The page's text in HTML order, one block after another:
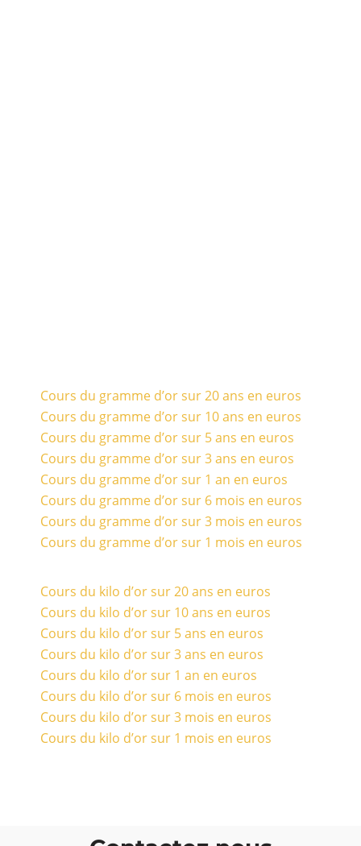
Cours du gramme d’or sur 20 ans en euros
Cours du gramme d’or sur 10 ans en euros
Cours du gramme d’or sur 5 ans en euros
Cours du gramme d’or sur 3 ans en euros
Cours du gramme d’or sur 1 an en euros
Cours du gramme d’or sur 6 mois en euros
Cours du gramme d’or sur 3 mois en euros
Cours du gramme d’or sur 1 mois en euros
Cours du kilo d’or sur 20 ans en euros
Cours du kilo d’or sur 10 ans en euros
Cours du kilo d’or sur 5 ans en euros
Cours du kilo d’or sur 3 ans en euros
Cours du kilo d’or sur 1 an en euros
Cours du kilo d’or sur 6 mois en euros
Cours du kilo d’or sur 3 mois en euros
Cours du kilo d’or sur 1 mois en euros